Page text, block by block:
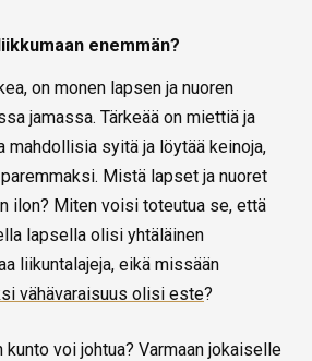
enemmän?
on monen lapsen ja nuoren
jamassa. Tärkeää on miettiä ja
mahdollisia syitä ja löytää keinoja,
Mistä lapset ja nuoret
ilon? Miten voisi toteutua se, että
lapsella olisi yhtäläinen
liikuntalajeja, eikä missään
vähävaraisuus olisi este?
voi johtua? Varmaan jokaiselle